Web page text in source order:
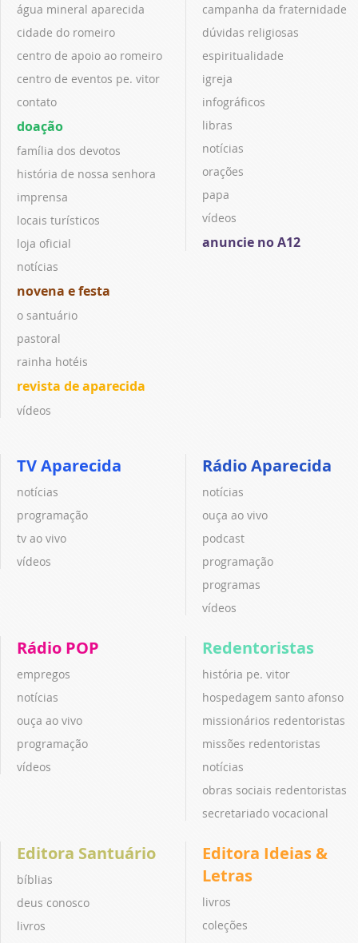
água mineral aparecida
cidade do romeiro
centro de apoio ao romeiro
centro de eventos pe. vitor
contato
doação
família dos devotos
história de nossa senhora
imprensa
locais turísticos
loja oficial
notícias
novena e festa
o santuário
pastoral
rainha hotéis
revista de aparecida
vídeos
campanha da fraternidade
dúvidas religiosas
espiritualidade
igreja
infográficos
libras
notícias
orações
papa
vídeos
anuncie no A12
TV Aparecida
notícias
programação
tv ao vivo
vídeos
Rádio Aparecida
notícias
ouça ao vivo
podcast
programação
programas
vídeos
Rádio POP
empregos
notícias
ouça ao vivo
programação
vídeos
Redentoristas
história pe. vitor
hospedagem santo afonso
missionários redentoristas
missões redentoristas
notícias
obras sociais redentoristas
secretariado vocacional
Editora Santuário
bíblias
deus conosco
livros
Editora Ideias &
Letras
livros
coleções